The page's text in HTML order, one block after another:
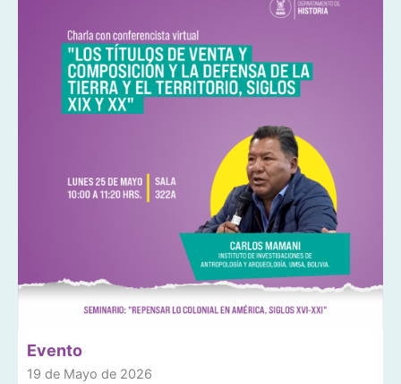
Evento
19 de Mayo de 2026